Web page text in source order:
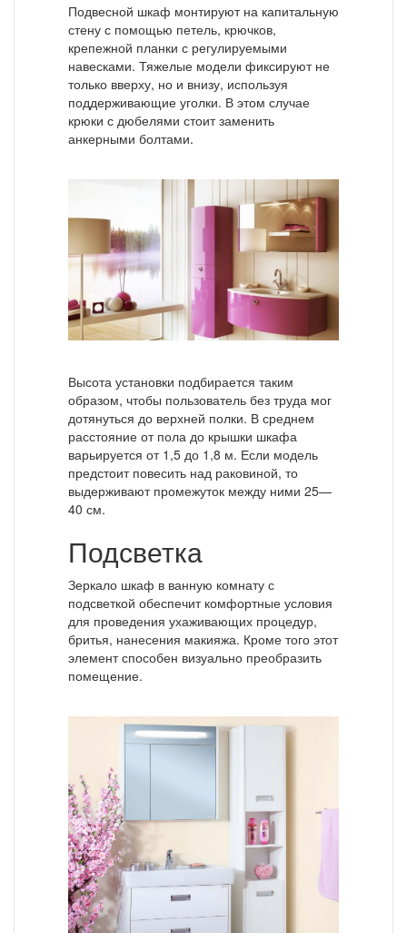
Подвесной шкаф монтируют на капитальную
стену с помощью петель, крючков,
крепежной планки с регулируемыми
навесками. Тяжелые модели фиксируют не
только вверху, но и внизу, используя
поддерживающие уголки. В этом случае
крюки с дюбелями стоит заменить
анкерными болтами.
Высота установки подбирается таким
образом, чтобы пользователь без труда мог
дотянуться до верхней полки. В среднем
расстояние от пола до крышки шкафа
варьируется от 1,5 до 1,8 м. Если модель
предстоит повесить над раковиной, то
выдерживают промежуток между ними 25—
40 см.
Подсветка
Зеркало шкаф в ванную комнату с
подсветкой обеспечит комфортные условия
для проведения ухаживающих процедур,
бритья, нанесения макияжа. Кроме того этот
элемент способен визуально преобразить
помещение.